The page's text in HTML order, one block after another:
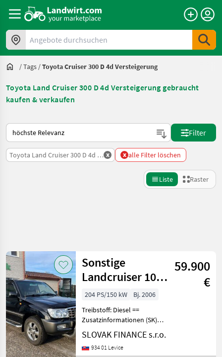
Angebote durchsuchen
/Tags /Toyota Cruiser 300 D 4d Versteigerung
Toyota Land Cruiser 300 D 4d Versteigerung gebraucht
kaufen & verkaufen
So wird auf Landwirt.com sortiert
Filter
Toyota Land Cruiser 300 D 4d Versteigerung
x x alle Filter löschen
Liste Raster
Kategorie 2 Land Filter
AKTUELLER
PFAD
Toyota Land
Cruiser 300 D
4d
Versteigerung
Zurücksetzen
12
anzeigen
Sonstige
Landcruiser 100
Fahrgestellnummer
495
59.900
€
204 PS/150 kW
Bj. 2006
Treibstoff: Diesel ==
Zusatzinformationen (SK)
== TOYOTA LAND CRUISER
100 4.2 TD 4WD, Baujahr
12/2006, 95.000 km, 4x4,
SLOVAK FINANCE s.r.o.
934 01 Levice